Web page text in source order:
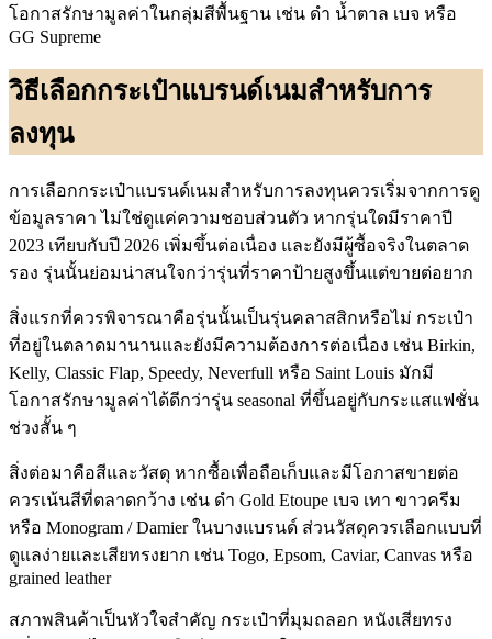
โอกาสรักษามูลค่าในกลุ่มสีพื้นฐาน เช่น ดำ น้ำตาล เบจ หรือ
GG Supreme
วิธีเลือกกระเป๋าแบรนด์เนมสำหรับการ
ลงทุน
การเลือกกระเป๋าแบรนด์เนมสำหรับการลงทุนควรเริ่มจากการดู
ข้อมูลราคา ไม่ใช่ดูแค่ความชอบส่วนตัว หากรุ่นใดมีราคาปี
2023 เทียบกับปี 2026 เพิ่มขึ้นต่อเนื่อง และยังมีผู้ซื้อจริงในตลาด
รอง รุ่นนั้นย่อมน่าสนใจกว่ารุ่นที่ราคาป้ายสูงขึ้นแต่ขายต่อยาก
สิ่งแรกที่ควรพิจารณาคือรุ่นนั้นเป็นรุ่นคลาสสิกหรือไม่ กระเป๋า
ที่อยู่ในตลาดมานานและยังมีความต้องการต่อเนื่อง เช่น Birkin,
Kelly, Classic Flap, Speedy, Neverfull หรือ Saint Louis มักมี
โอกาสรักษามูลค่าได้ดีกว่ารุ่น seasonal ที่ขึ้นอยู่กับกระแสแฟชั่น
ช่วงสั้น ๆ
สิ่งต่อมาคือสีและวัสดุ หากซื้อเพื่อถือเก็บและมีโอกาสขายต่อ
ควรเน้นสีที่ตลาดกว้าง เช่น ดำ Gold Etoupe เบจ เทา ขาวครีม
หรือ Monogram / Damier ในบางแบรนด์ ส่วนวัสดุควรเลือกแบบที่
ดูแลง่ายและเสียทรงยาก เช่น Togo, Epsom, Caviar, Canvas หรือ
grained leather
สภาพสินค้าเป็นหัวใจสำคัญ กระเป๋าที่มุมถลอก หนังเสียทรง